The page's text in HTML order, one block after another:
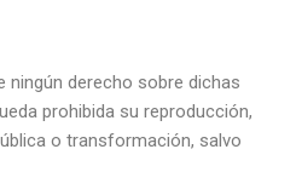
ningún derecho sobre dichas
prohibida su reproducción,
o transformación, salvo